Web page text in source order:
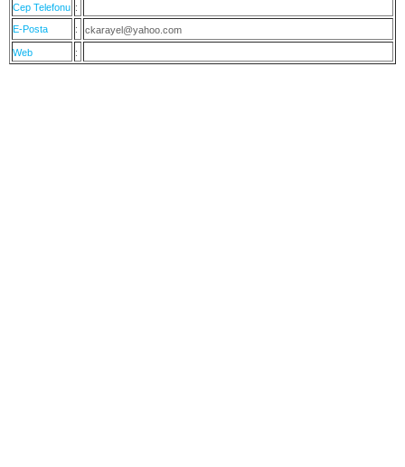
Cep Telefonu :
E-Posta
: ckarayel@yahoo.com
Web :